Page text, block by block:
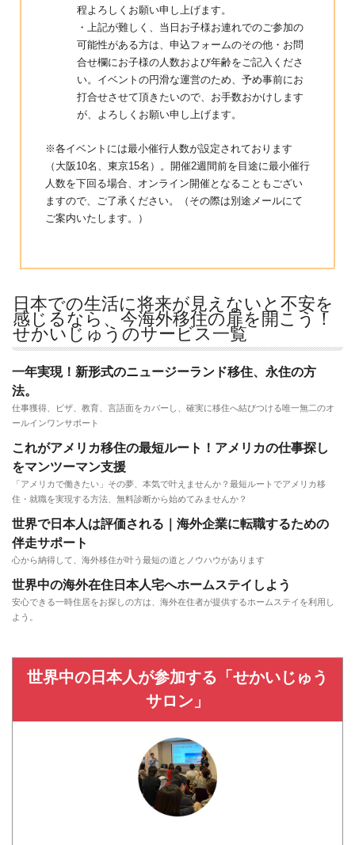
程よろしくお願い申し上げます。
・上記が難しく、当日お子様お連れでのご参加の
可能性がある方は、申込フォームのその他・お問
合せ欄にお子様の人数および年齢をご記入くださ
い。イベントの円滑な運営のため、予め事前にお
打合せさせて頂きたいので、お手数おかけします
が、よろしくお願い申し上げます。
※各イベントには最小催行人数が設定されております
（大阪10名、東京15名）。開催2週間前を目途に最小催行
人数を下回る場合、オンライン開催となることもござい
ますので、ご了承ください。（その際は別途メールにて
ご案内いたします。）
日本での生活に将来が見えないと不安を
感じるなら、今海外移住の扉を開こう！
せかいじゅうのサービス一覧
一年実現！新形式のニュージーランド移住、永住の方
法。
仕事獲得、ビザ、教育、言語面をカバーし、確実に移住へ結びつける唯一無二のオ
ールインワンサポート
これがアメリカ移住の最短ルート！アメリカの仕事探し
をマンツーマン支援
「アメリカで働きたい」その夢、本気で叶えませんか？最短ルートでアメリカ移
住・就職を実現する方法、無料診断から始めてみませんか？
世界で日本人は評価される｜海外企業に転職するための
伴走サポート
心から納得して、海外移住が叶う最短の道とノウハウがあります
世界中の海外在住日本人宅へホームステイしよう
安心できる一時住居をお探しの方は、海外在住者が提供するホームステイを利用し
よう。
世界中の日本人が参加する「せかいじゅう
サロン」